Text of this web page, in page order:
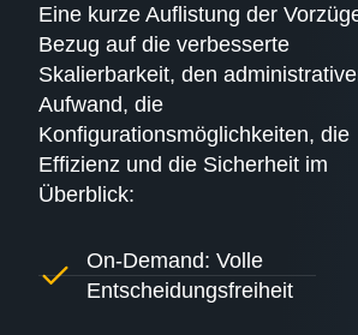
Eine kurze Auflistung der
Bezug auf die verbesserte
Skalierbarkeit, den
Aufwand, die
Konfigurationsmöglichkeiten, die
Effizienz und die Sicherheit im
Überblick:
On-Demand: Volle
Entscheidungsfreiheit